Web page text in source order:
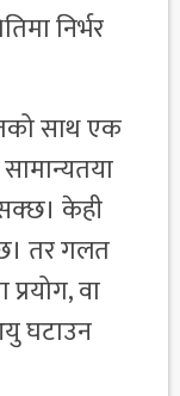
निर्भर
साथ एक
केही
तर गलत
वा
घटाउन